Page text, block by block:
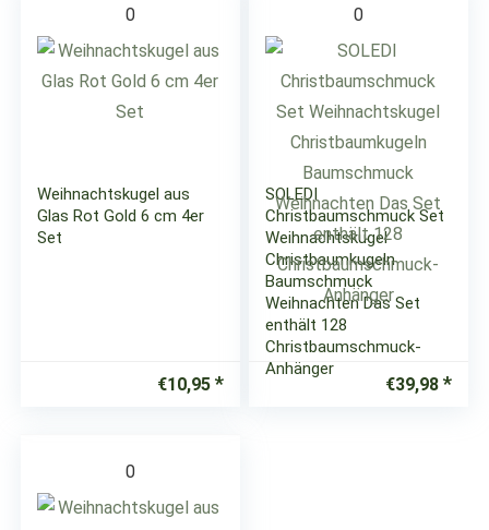
0
Weihnachtskugel aus
Glas Rot Gold 6 cm 4er
Set
€10,95
0
SOLEDI
Christbaumschmuck Set
Weihnachtskugel
Christbaumkugeln
Baumschmuck
Weihnachten Das Set
enthält 128
Christbaumschmuck-
Anhänger
€39,98
0